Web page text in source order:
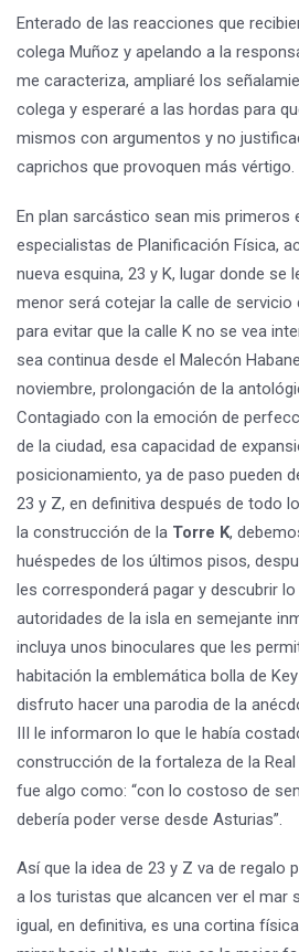
Enterado de las reacciones que
colega Muñoz y apelando a la
me caracteriza, ampliaré los
colega y esperaré a las hordas para
mismos con argumentos y no
caprichos que provoquen más vértigo.
En plan sarcástico sean mis primeros
especialistas de Planificación Física,
nueva esquina, 23 y K, lugar donde se
menor será cotejar la calle de servicio
para evitar que la calle K no se vea
sea continua desde el Malecón
noviembre, prolongación de la
Contagiado con la emoción de
de la ciudad, esa capacidad de
posicionamiento, ya de paso pueden
23 y Z, en definitiva después de todo
la construcción de la Torre K,
huéspedes de los últimos pisos,
les corresponderá pagar y descubrir
autoridades de la isla en semejante
incluya unos binoculares que les
habitación la emblemática bolla de
disfruto hacer una parodia de la
III le informaron lo que le había
construcción de la fortaleza de la
fue algo como: “con lo costoso de
debería poder verse desde Asturias”.
Así que la idea de 23 y Z va de regalo
a los turistas que alcancen ver el mar
igual, en definitiva, es una cortina